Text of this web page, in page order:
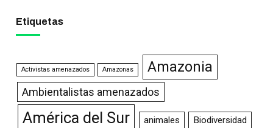
Etiquetas
Activistas amenazados Amazonas Amazonia
Ambientalistas amenazados
América del Sur animales Biodiversidad